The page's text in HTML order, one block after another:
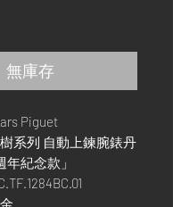
無庫存
Piguet
系列 自動上鍊腕錶丹
紀念款」